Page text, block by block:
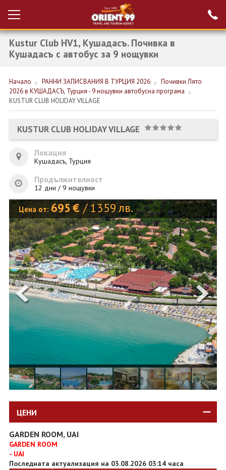
Вход за агенти
Проверка на
НОВА ГОДИНА ТУРЦИЯ
НОВА ГОДИНА
ПОЧИВКИ
КРУИЗИ
ЕКЗОТИКА
ОЩЕ
ЗА НАС
КОНТАКТИ
ФИРМЕНИ ДОКУМЕНТИ
0700 144 34 Запитване
ПОСЛЕДВАЙТЕ НИ
Kustur Club HV1, Кушадасъ. Почивка в
Кушадасъ с автобус за 9 нощувки
Начало РАННИ ЗАПИСВАНИЯ В ТУРЦИЯ 2026
Почивки Лято
2026 в КУШАДАСЪ, Турция - 9 нощувки автобусна програма
KUSTUR CLUB HOLIDAY VILLAGE
KUSTUR CLUB HOLIDAY VILLAGE
Локация
Кушадасъ, Турция
Продължителност
12 дни / 9 нощувки
Цена от: 695 € / 1359лв.
ЦЕНИ
GARDEN ROOM, UAI
GARDEN ROOM
- UAI
Последната актуализация на 03.08.2026 03:14 часа